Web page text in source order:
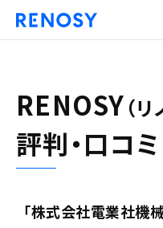
RENOSY （リ
評判・口コミ
「株式会社電業社機